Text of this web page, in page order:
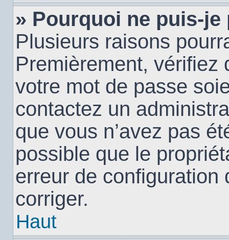
» Pourquoi ne puis-
Plusieurs raisons
Premièrement, vérifiez
votre mot de passe
contactez un
que vous n’avez pas
possible que le
erreur de configuration
corriger.
Haut